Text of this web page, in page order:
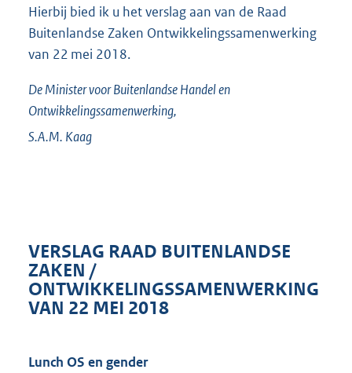
Hierbij bied ik u het verslag aan van de Raad
Buitenlandse Zaken Ontwikkelingssamenwerking
van 22 mei 2018.
De Minister voor Buitenlandse Handel en
Ontwikkelingssamenwerking,
S.A.M. Kaag
VERSLAG RAAD BUITENLANDSE
ZAKEN /
ONTWIKKELINGSSAMENWERKING
VAN 22 MEI 2018
Lunch OS en gender